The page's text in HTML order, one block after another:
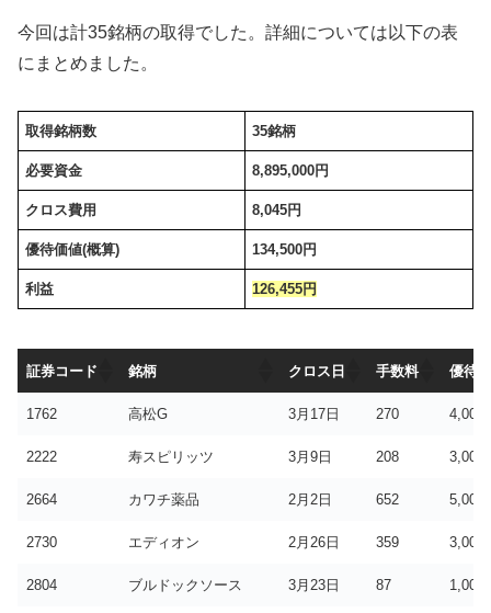
今回は計35銘柄の取得でした。詳細については以下の表
にまとめました。
取得銘柄数 35銘柄
必要資金 8,895,000円
クロス費用 8,045円
優待価値(概算) 134,500円
利益 126,455円
証券コード 銘柄 クロス日 手数料 優待
証券コード 銘柄 クロス日 手数料 優待
1762 高松G 3月17日 270 4,000
2222 寿スピリッツ 3月9日 208 3,000
2664 カワチ薬品 2月2日 652 5,000
2730 エディオン 2月26日 359 3,000
2804 ブルドックソース 3月23日 87 1,000